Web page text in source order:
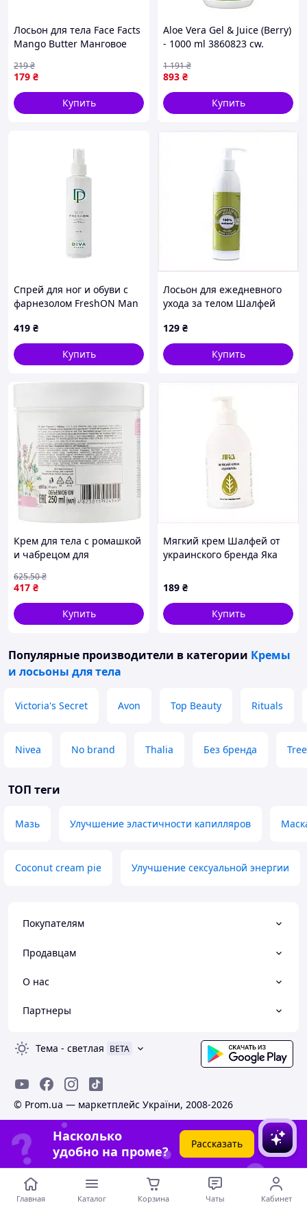
Лосьон для тела Face Facts
Mango Butter Манговое
(5031413931488) x
179 ₴
219₴
Купить
Aloe Vera Gel & Juice (Berry)
- 1000 ml 3860823 cw.
893 ₴
1 191₴
Купить
Спрей для ног и обуви с
фарнезолом FreshON Man
419 ₴
Купить
Лосьон для ежедневного
ухода за телом Шалфей
129 ₴
Купить
Крем для тела с ромашкой
и чабрецом для
кожи 250 мл BROWN
417 ₴
625.50₴
Купить
Мягкий крем Шалфей от
украинского бренда Яка
189 ₴
Купить
Популярные производители в категории Кремы
и лосьоны для тела
Victoria's Secret Avon Top Beauty Rituals
Nivea No brand Thalia Без бренда
ТОП теги
Мазь Улучшение эластичности капилляров
Coconut cream pie Улучшение сексуальной энергии
Покупателям
Продавцам
О нас
Партнеры
Тема - светлая BETA
© Prom.ua — маркетплейс України, 2008-2026
Насколько
удобно на проме?
Рассказать
Главная Каталог Корзина Чаты Кабинет